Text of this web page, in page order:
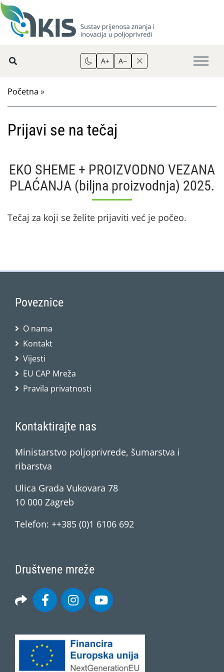
A+ A−
Početna »
Prijavi se na tečaj
EKO SHEME + PROIZVODNO VEZANA
PLAĆANJA (biljna proizvodnja) 2025.
Tečaj za koji se želite prijaviti već je počeo.
Poveznice
O nama
Kontakt
Vijesti
EU CAP Mreža
Pravila privatnosti
Kontaktirajte nas
Ministarstvo poljoprivrede, šumarstva i
ribarstva
Ulica Grada Vukovara 78
10 000 Zagreb
Telefon: ++385 (0)1 6106 692
Društvene mreže